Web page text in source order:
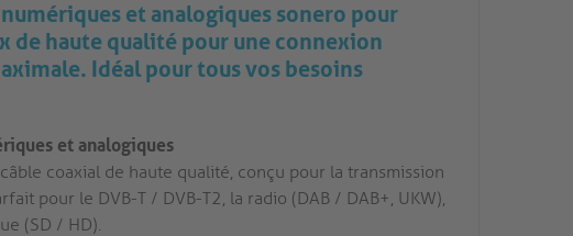
et analogiques sonero pour
de haute qualité pour une connexion
Idéal pour tous vos besoins
et analogiques
coaxial de haute qualité, conçu pour la transmission
pour le DVB-T / DVB-T2, la radio (DAB / DAB+, UKW),
(SD / HD).